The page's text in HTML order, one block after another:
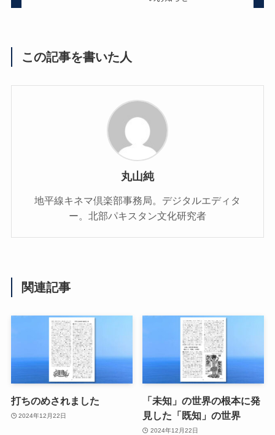
この記事を書いた人
丸山純
地平線キネマ倶楽部事務局。デジタルエディタ
ー。北部パキスタン文化研究者
関連記事
打ちのめされました
2024年12月22日
「未知」の世界の根本に発
見した「既知」の世界
2024年12月22日